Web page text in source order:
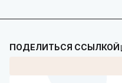
ПОДЕЛИТЬСЯ ССЫЛКОЙ